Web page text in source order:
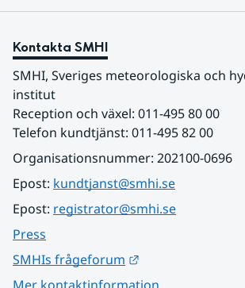
Kontakta SMHI
SMHI, Sveriges meteorologiska och
institut
Reception och växel: 011-495 80 00
Telefon kundtjänst: 011-495 82 00
Organisationsnummer: 202100-0696
Epost: kundtjanst@smhi.se
Epost: registrator@smhi.se
Press
SMHIs frågeforum